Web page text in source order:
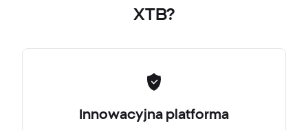
XTB?
Innowacyjna platforma